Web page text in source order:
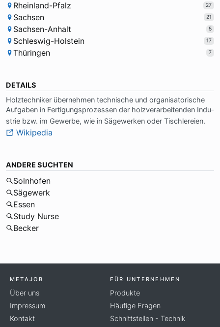
Rheinland-Pfalz 27
Sachsen 21
Sachsen-Anhalt 5
Schleswig-Holstein 17
Thüringen 7
DETAILS
Holz­tech­ni­ker über­neh­men tech­ni­sche und or­ga­ni­sa­to­ri­sche
Auf­ga­ben in Fer­ti­gungs­pro­zes­sen der holz­ver­ar­bei­ten­den In­du­
strie bzw. im Ge­wer­be, wie in Sä­ge­wer­ken oder Tisch­le­rei­en.
Wikipedia
ANDERE SUCHTEN
Solnhofen
Sägewerk
Essen
Study Nurse
Becker
METAJOB
Über uns
Impressum
Kontakt
FÜR UNTERNEHMEN
Produkte
Häufige Fragen
Schnittstellen - Technik